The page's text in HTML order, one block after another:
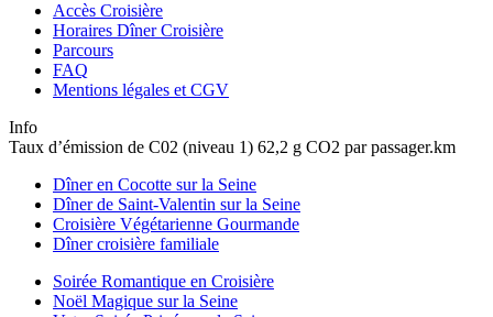
Accès Croisière
Horaires Dîner Croisière
Parcours
FAQ
Mentions légales et CGV
Info
Taux d’émission de C02 (niveau 1) 62,2 g CO2 par passager.km
Dîner en Cocotte sur la Seine
Dîner de Saint-Valentin sur la Seine
Croisière Végétarienne Gourmande
Dîner croisière familiale
Soirée Romantique en Croisière
Noël Magique sur la Seine